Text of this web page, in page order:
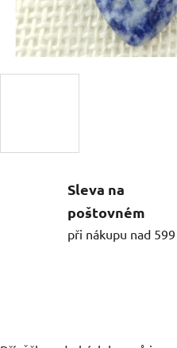
Sleva na
poštovném
při nákupu nad